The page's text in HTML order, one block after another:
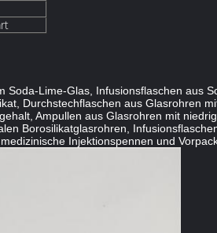
Lime-Glas, Infusionsflaschen aus
Durchstechflaschen aus Glasrohren
Ampullen aus Glasrohren mit
Borosilikatglasrohren,
Injektionspennen und